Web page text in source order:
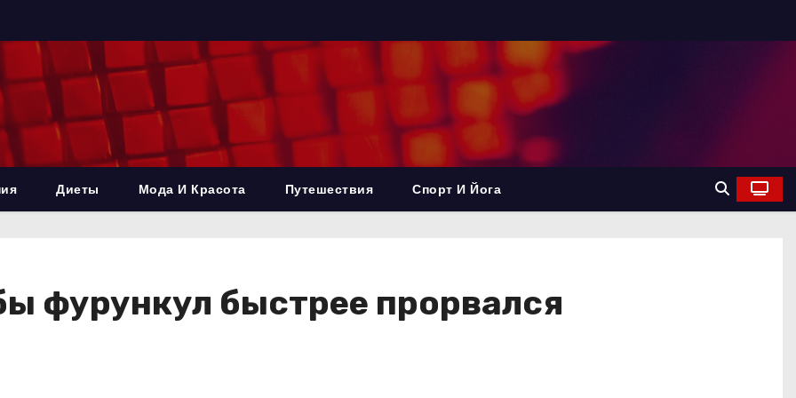
Диеты Мода И Красота Путешествия Спорт И Йога
фурункул быстрее прорвался